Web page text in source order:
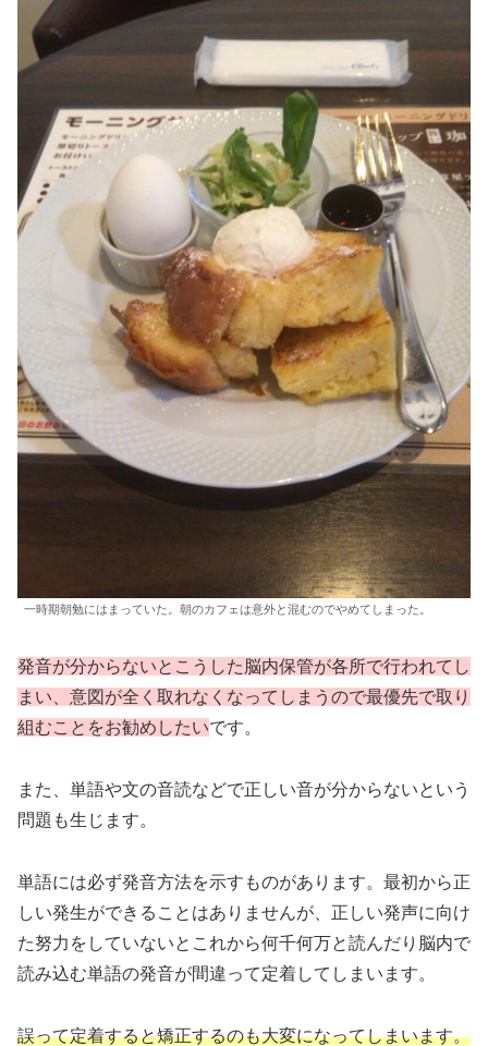
一時期朝勉にはまっていた。朝のカフェは意外と混むのでやめてしまった。
発音が分からないとこうした脳内保管が各所で行われてし
まい、意図が全く取れなくなってしまうので最優先で取り
組むことをお勧めしたいです。
また、単語や文の音読などで正しい音が分からないという
問題も生じます。
単語には必ず発音方法を示すものがあります。最初から正
しい発生ができることはありませんが、正しい発声に向け
た努力をしていないとこれから何千何万と読んだり脳内で
読み込む単語の発音が間違って定着してしまいます。
誤って定着すると矯正するのも大変になってしまいます。